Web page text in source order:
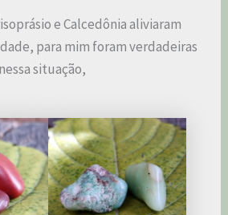
e Calcedônia aliviaram
para mim foram verdadeiras
situação,